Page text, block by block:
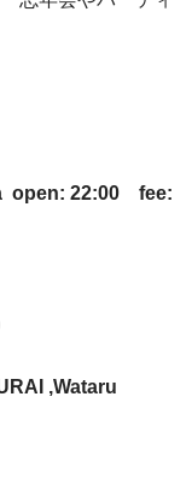
open: 22:00 fee:
,Wataru